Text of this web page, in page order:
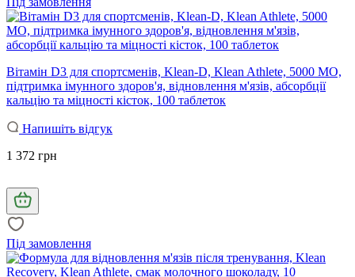
Вітамін D3 для спортсменів, Klean-D, Klean Athlete, 5000 МО,
підтримка імунного здоров'я, відновлення м'язів, абсорбції
кальцію та міцності кісток, 100 таблеток
Напишіть відгук
1 372 грн
Під замовлення